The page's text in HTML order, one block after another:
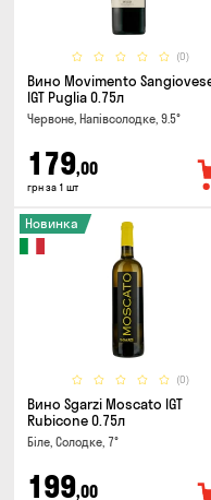
(0)
Вино Movimento
IGT Puglia 0.75л
Червоне, Напівсолодке, 9.5°
179,00
грн за 1 шт
(0)
Новинка
Вино Sgarzi Moscato IGT
Rubicone 0.75л
Біле, Солодке, 7°
199,00